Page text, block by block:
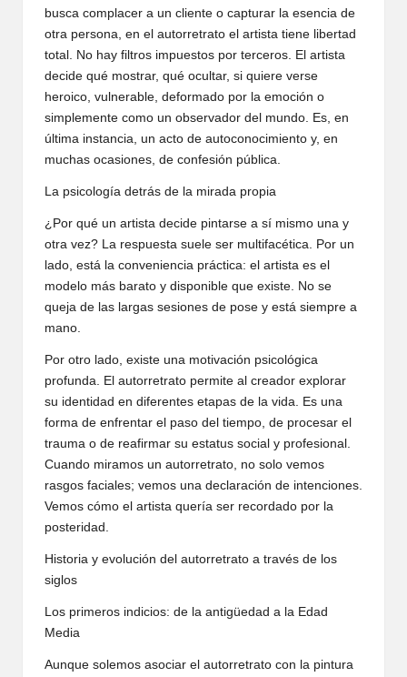
busca complacer a un cliente o capturar la esencia de
otra persona, en el autorretrato el artista tiene libertad
total. No hay filtros impuestos por terceros. El artista
decide qué mostrar, qué ocultar, si quiere verse
heroico, vulnerable, deformado por la emoción o
simplemente como un observador del mundo. Es, en
última instancia, un acto de autoconocimiento y, en
muchas ocasiones, de confesión pública.
La psicología detrás de la mirada propia
¿Por qué un artista decide pintarse a sí mismo una y
otra vez? La respuesta suele ser multifacética. Por un
lado, está la conveniencia práctica: el artista es el
modelo más barato y disponible que existe. No se
queja de las largas sesiones de pose y está siempre a
mano.
Por otro lado, existe una motivación psicológica
profunda. El autorretrato permite al creador explorar
su identidad en diferentes etapas de la vida. Es una
forma de enfrentar el paso del tiempo, de procesar el
trauma o de reafirmar su estatus social y profesional.
Cuando miramos un autorretrato, no solo vemos
rasgos faciales; vemos una declaración de intenciones.
Vemos cómo el artista quería ser recordado por la
posteridad.
Historia y evolución del autorretrato a través de los
siglos
Los primeros indicios: de la antigüedad a la Edad
Media
Aunque solemos asociar el autorretrato con la pintura